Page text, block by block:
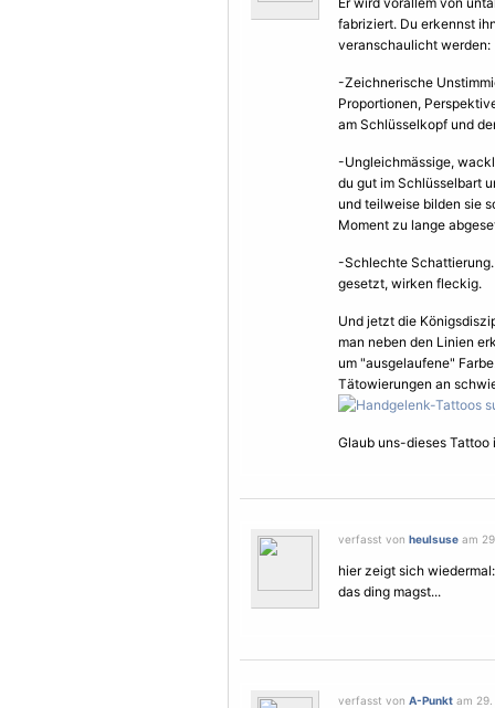
fabriziert. Du erkennst
veranschaulicht werden:
-Zeichnerische
Proportionen,
am Schlüsselkopf und
-Ungleichmässige,
du gut im Schlüsselbart
und teilweise bilden sie
Moment zu lange
-Schlechte
gesetzt, wirken fleckig.
Und jetzt die
man neben den Linien
um "ausgelaufene"
Tätowierungen an
Glaub uns-dieses Tattoo
verfasst von heulsuse am
hier zeigt sich
das ding magst...
verfasst von A-Punkt am 29.